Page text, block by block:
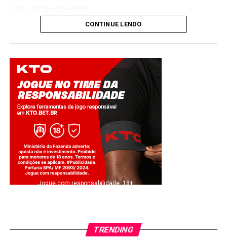
Twitter
Facebook
WhatsApp
Share
CONTINUE LENDO
Jogue com responsabilidade. 18+
TRENDING